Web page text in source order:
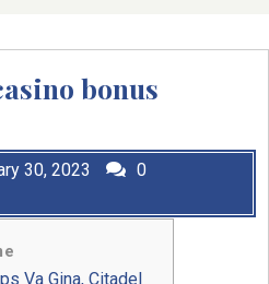
bonus
30, 2023
0
Va Gina, Citadel